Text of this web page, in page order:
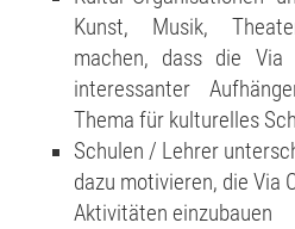
Kunst, Musik,
machen, dass die Via
interessanter
Thema für kulturelles
Schulen / Lehrer
dazu motivieren, die Via
Aktivitäten einzubauen